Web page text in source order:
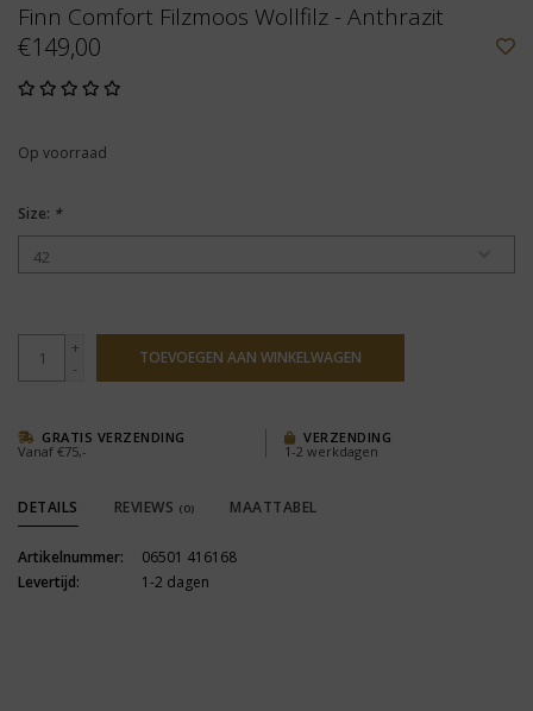
Finn Comfort Filzmoos Wollfilz - Anthrazit
€149,00
Op voorraad
Size: *
+
-
TOEVOEGEN AAN WINKELWAGEN
GRATIS VERZENDING
Vanaf €75,-
VERZENDING
1-2 werkdagen
DETAILS REVIEWS (0) MAATTABEL
Artikelnummer:
06501 416168
Levertijd:
1-2 dagen